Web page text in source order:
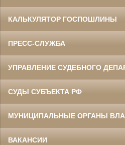
КАЛЬКУЛЯТОР ГОСПОШЛИНЫ
ПРЕСС-СЛУЖБА
УПРАВЛЕНИЕ СУДЕБНОГО
СУДЫ СУБЪЕКТА РФ
МУНИЦИПАЛЬНЫЕ ОРГАНЫ
ВАКАНСИИ